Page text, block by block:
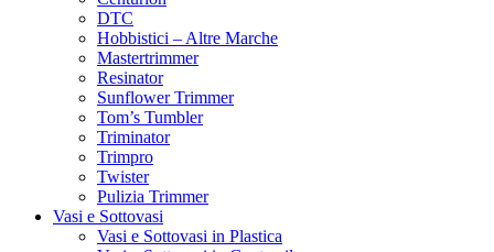
DTC
Hobbistici – Altre Marche
Mastertrimmer
Resinator
Sunflower Trimmer
Tom’s Tumbler
Triminator
Trimpro
Twister
Pulizia Trimmer
Vasi e Sottovasi
Vasi e Sottovasi in Plastica